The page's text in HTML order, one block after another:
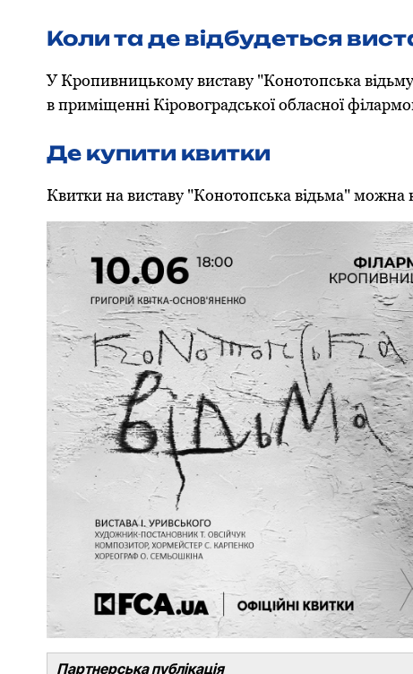
Коли та де відбудеться
У Кропивницькому виставу "Конотопська
в приміщенні Кіровоградської обласної
Де купити квитки
Квитки на виставу "Конотопська відьма" можна
Партнерська публікація